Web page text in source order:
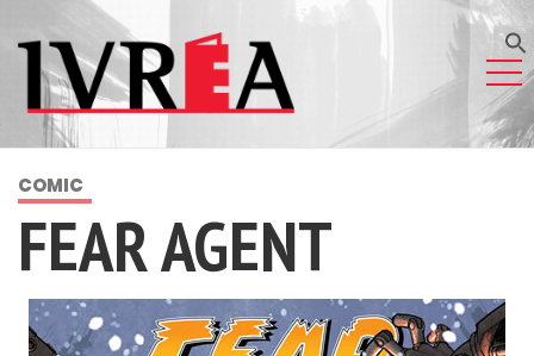
COMIC
FEAR AGENT